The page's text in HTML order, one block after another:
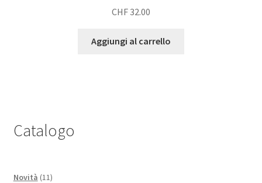
CHF32.00
Aggiungi al carrello
Catalogo
Novità 1111